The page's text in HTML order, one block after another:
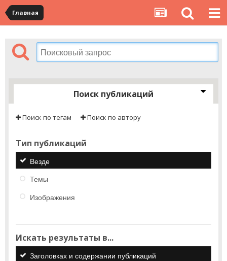
Главная
Поиск публикаций
Поиск по тегам Поиск по автору
Тип публикаций
Везде
Темы
Изображения
Искать результаты в...
Заголовках и содержании публикаций